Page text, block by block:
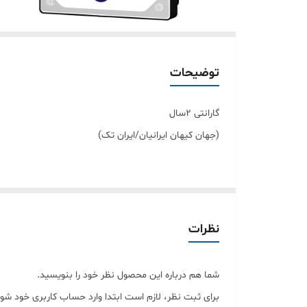
توضیحات
گارانتی 2سال
(جهان کیهان ایرانیان/ایران تک)
2- هر گونه تعویض و خدشه در هولوگرام * برچسب * و شماره سریال
3- دستکاری توسط تعمیر کاران خارج از مجموعه و شرکت
نظرات
شما هم درباره این محصول نظر خود را بنویسید.
برای ثبت نظر، لازم است ابتدا وارد حساب کاربری خود